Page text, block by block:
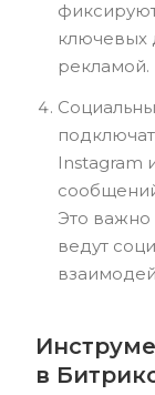
ключевых
рекламой.
Instagram
Это важно
ведут
в